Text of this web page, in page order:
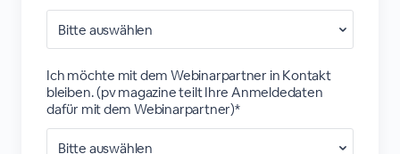
Ich möchte mit dem Webinarpartner in Kontakt
bleiben. (pv magazine teilt Ihre Anmeldedaten
dafür mit dem Webinarpartner)*